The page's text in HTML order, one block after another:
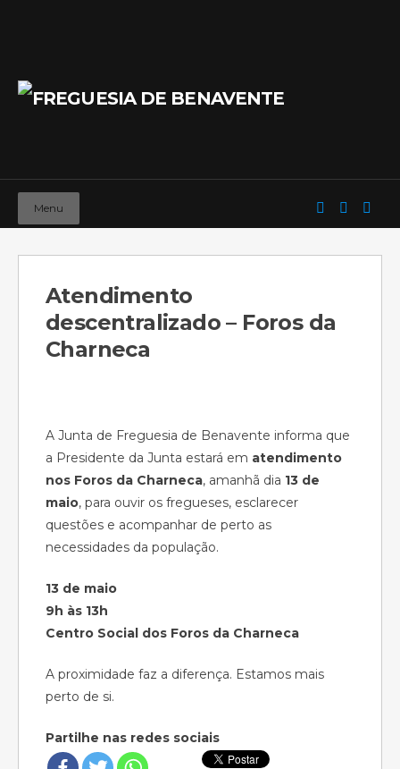
Menu
Atendimento
descentralizado – Foros da
Charneca
A Junta de Freguesia de Benavente informa que
a Presidente da Junta estará em atendimento
nos Foros da Charneca, amanhã dia 13 de
maio, para ouvir os fregueses, esclarecer
questões e acompanhar de perto as
necessidades da população.
13 de maio
9h às 13h
Centro Social dos Foros da Charneca
A proximidade faz a diferença. Estamos mais
perto de si.
Partilhe nas redes sociais